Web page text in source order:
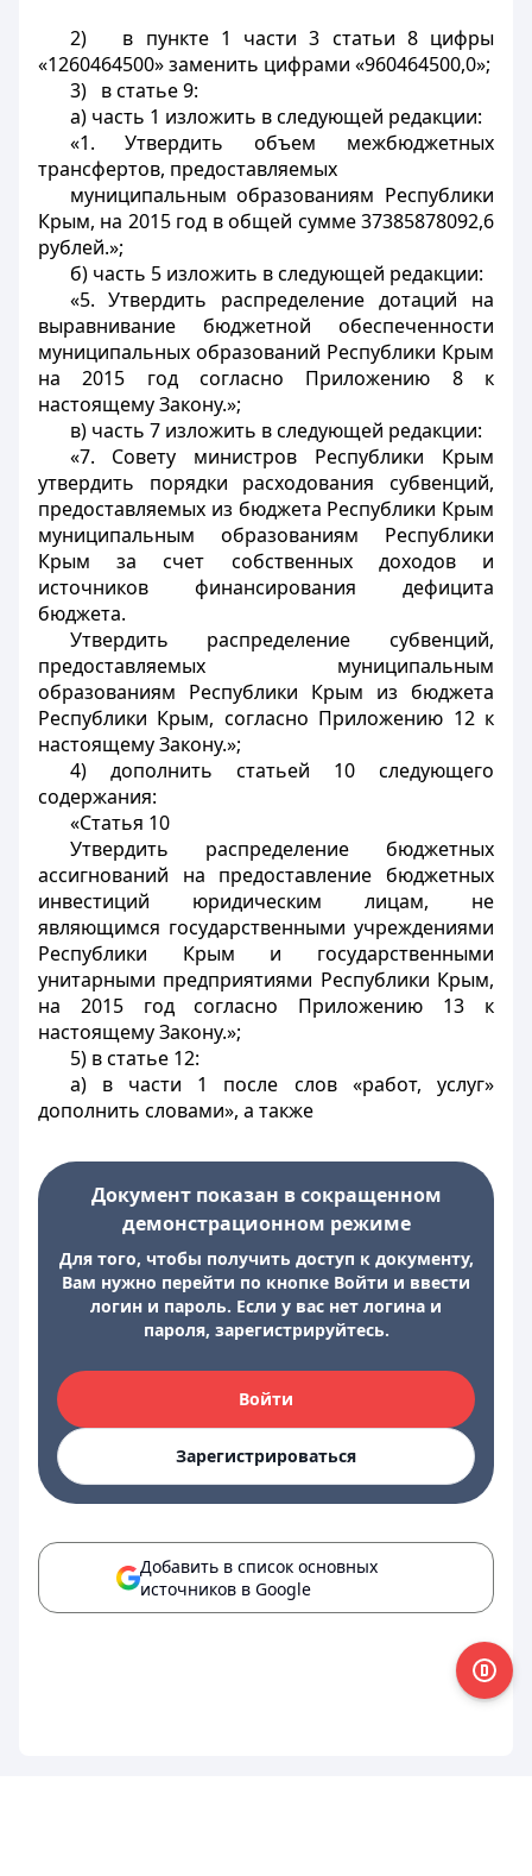
2) в пункте 1 части 3 статьи 8 цифры
«1260464500» заменить цифрами «960464500,0»;
3) в статье 9:
а) часть 1 изложить в следующей редакции:
«1. Утвердить объем межбюджетных
трансфертов, предоставляемых
муниципальным образованиям Республики
Крым, на 2015 год в общей сумме 37385878092,6
рублей.»;
б) часть 5 изложить в следующей редакции:
«5. Утвердить распределение дотаций на
выравнивание бюджетной обеспеченности
муниципальных образований Республики Крым
на 2015 год согласно Приложению 8 к
настоящему Закону.»;
в) часть 7 изложить в следующей редакции:
«7. Совету министров Республики Крым
утвердить порядки расходования субвенций,
предоставляемых из бюджета Республики Крым
муниципальным образованиям Республики
Крым за счет собственных доходов и
источников финансирования дефицита
бюджета.
Утвердить распределение субвенций,
предоставляемых муниципальным
образованиям Республики Крым из бюджета
Республики Крым, согласно Приложению 12 к
настоящему Закону.»;
4) дополнить статьей 10 следующего
содержания:
«Статья 10
Утвердить распределение бюджетных
ассигнований на предоставление бюджетных
инвестиций юридическим лицам, не
являющимся государственными учреждениями
Республики Крым и государственными
унитарными предприятиями Республики Крым,
на 2015 год согласно Приложению 13 к
настоящему Закону.»;
5) в статье 12:
а) в части 1 после слов «работ, услуг»
дополнить словами», а также
Документ показан в сокращенном
демонстрационном режиме
Для того, чтобы получить доступ к документу,
Вам нужно перейти по кнопке Войти и ввести
логин и пароль. Если у вас нет логина и
пароля, зарегистрируйтесь.
Войти
Зарегистрироваться
Добавить в список основных
источников в Google